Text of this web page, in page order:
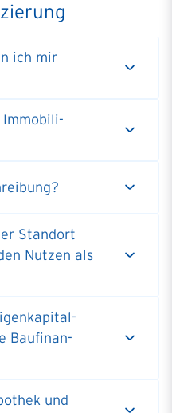
ich mir
Immobi­li­
Standort
Nutzen als
Baufi­nan­
und